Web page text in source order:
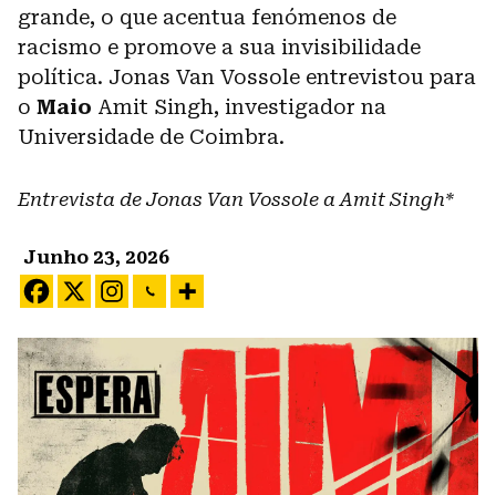
grande, o que acentua fenómenos de
racismo e promove a sua invisibilidade
política. Jonas Van Vossole entrevistou para
o Maio Amit Singh, investigador na
Universidade de Coimbra.
Entrevista de Jonas Van Vossole a Amit Singh*
Junho 23, 2026